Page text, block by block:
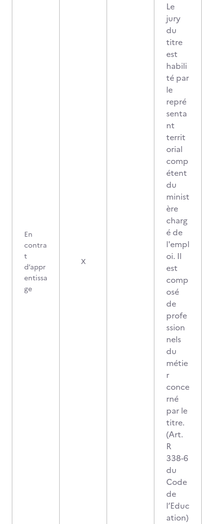
En
contra
t
d’appr
entissa
ge
X
Le
jury
du
titre
est
habili
té par
le
repré
senta
nt
territ
orial
comp
étent
du
minist
ère
charg
é de
l'empl
oi. Il
est
comp
osé
de
profe
ssion
nels
du
métie
r
conce
rné
par le
titre.
(Art.
R
338-6
du
Code
de
l’Educ
ation)